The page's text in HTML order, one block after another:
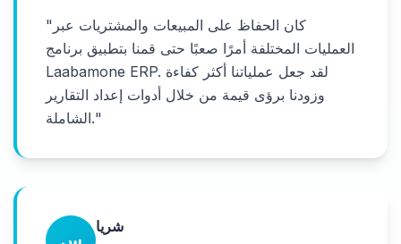
" كان الحفاظ على المبيعات والمشتريات عبر
العمليات المختلفة أمرًا صعبًا حتى قمنا بتطبيق برنامج
Laabamone ERP. لقد جعل عملياتنا أكثر كفاءة
وزودنا برؤى قيمة من خلال أدوات إعداد التقارير
الشاملة."
شريا